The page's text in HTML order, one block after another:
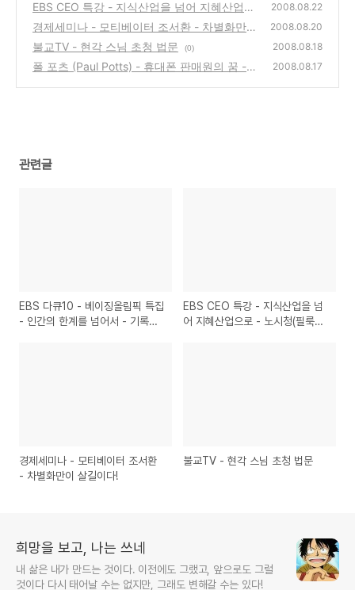
계를 넘어서 - 기록을 향해 달리는 사나이
(4)
EBS CEO 특강 - 지식산업을 넘어 지혜산업으
로 - 노시청(필룩스 대표이사 회장)
(0)
2008.08.22
경제세미나 - 모티베이터 조서환 - 차별화만이
살길이다!
(0)
2008.08.20
불교TV - 현각 스님 초청 법문 (0) 2008.08.18
폴 포츠 (Paul Potts) - 휴대폰 판매원의 꿈 -
2008.08.17
관련글
EBS 다큐10 - 베이징올림픽 특집
- 인간의 한계를 넘어서 - 기록을
EBS CEO 특강 - 지식산업을 넘
어 지혜산업으로 - 노시청(필룩스
경제세미나 - 모티베이터 조서환
- 차별화만이 살길이다!
불교TV - 현각 스님 초청 법문
희망을 보고, 나는 쓰네
내 삶은 내가 만드는 것이다. 이전에도 그랬고, 앞으로도 그럴
것이다 다시 태어날 수는 없지만, 그래도 변해갈 수는 있다!